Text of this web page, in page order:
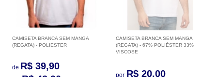
CAMISETA BRANCA SEM MANGA
(REGATA) - POLIESTER
de R$ 39,90
CAMISETA BRANCA SEM MANGA
(REGATA) - 67% POLIÉSTER 33%
VISCOSE
por R$ 20,00